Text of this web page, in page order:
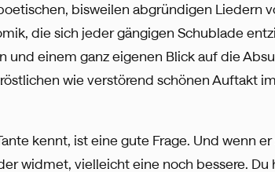
bisweilen abgründigen Liedern
die sich jeder gängigen Schublade
und einem ganz eigenen Blick auf die
wie verstörend schönen Auftakt
kennt, ist eine gute Frage. Und wenn
widmet, vielleicht eine noch bessere. Du